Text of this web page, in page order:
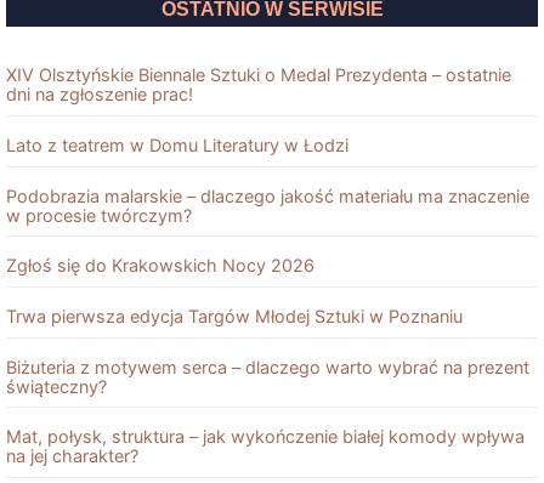
OSTATNIO W SERWISIE
XIV Olsztyńskie Biennale Sztuki o Medal Prezydenta – ostatnie
dni na zgłoszenie prac!
Lato z teatrem w Domu Literatury w Łodzi
Podobrazia malarskie – dlaczego jakość materiału ma znaczenie
w procesie twórczym?
Zgłoś się do Krakowskich Nocy 2026
Trwa pierwsza edycja Targów Młodej Sztuki w Poznaniu
Biżuteria z motywem serca – dlaczego warto wybrać na prezent
świąteczny?
Mat, połysk, struktura – jak wykończenie białej komody wpływa
na jej charakter?